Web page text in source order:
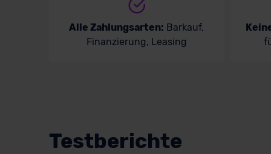
Alle Zahlungsarten: Barkauf,
Finanzierung, Leasing
Testberichte